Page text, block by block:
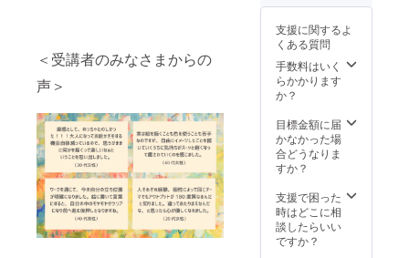
＜受講者のみなさまからの
声＞
ンライ
（Zoom
）開催
プログ
ラムの
別途ご
連絡い
たしま
都合の
合う日
を選ん
でご参
となの
ラブ特
製の
Zoom背
景デー
様のご
要望に
合わせ
像ファ
イルで
お送り
しま
支援に関するよ
くある質問
手数料はいく
らかかります
か？
目標金額に届
かなかった場
合どうなりま
すか？
支援で困った
時はどこに相
談したらいい
ですか？